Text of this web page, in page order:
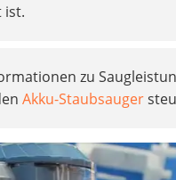
ist.
zu
Akku-Staubsauger